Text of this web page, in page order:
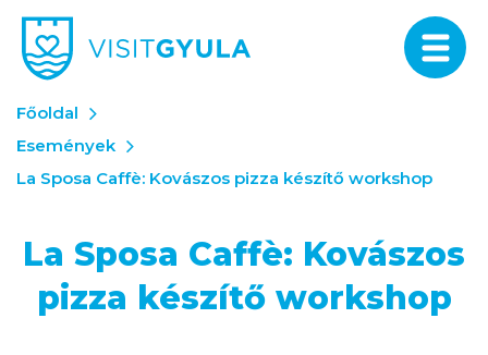
Főoldal
Események
La Sposa Caffè: Kovászos pizza készítő workshop
La Sposa Caffè: Kovászos
pizza készítő workshop